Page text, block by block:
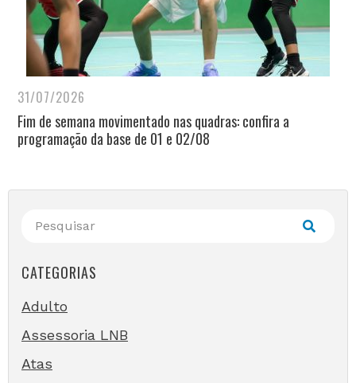
31/07/2026
Fim de semana movimentado nas quadras: confira a
programação da base de 01 e 02/08
CATEGORIAS
Adulto
Assessoria LNB
Atas